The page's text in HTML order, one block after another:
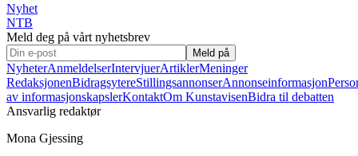
Nyhet
NTB
Meld deg på vårt nyhetsbrev
Meld på
NyheterAnmeldelserIntervjuerArtiklerMeninger
RedaksjonenBidragsytereStillingsannonserAnnonseinformasjon
av informasjonskapslerKontaktOm KunstavisenBidra til debatten
Ansvarlig redaktør
Mona Gjessing